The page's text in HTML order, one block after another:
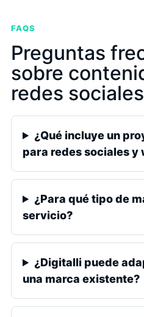
FAQS
Preguntas
sobre
redes
¿Qué incluye un
para redes sociales y
¿Para qué tipo de
servicio?
¿Digitalli puede
una marca existente?